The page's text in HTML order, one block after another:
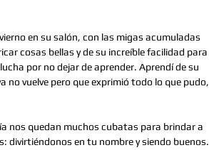
en su salón, con las migas acumuladas
cosas bellas y de su increíble facilidad para
por no dejar de aprender. Aprendí de su
vuelve pero que exprimió todo lo que pudo,
nos quedan muchos cubatas para brindar a
divirtiéndonos en tu nombre y siendo buenos.